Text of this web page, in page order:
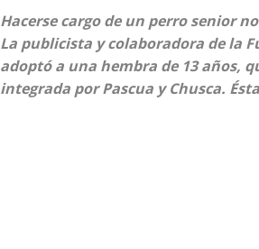
Hacerse cargo de un perro senior
La publicista y colaboradora de la
adoptó a una hembra de 13 años,
integrada por Pascua y Chusca.